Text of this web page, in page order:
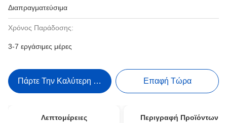
Διαπραγματεύσιμα
Χρόνος Παράδοσης:
3-7 εργάσιμες μέρες
Πάρτε Την Καλύτερη Τιμή Επαφή Τώρα
Λεπτομέρειες Περιγραφή Προϊόντων